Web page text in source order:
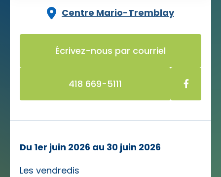
Centre Mario-Tremblay
Écrivez-nous par courriel
418 669-5111
Du 1er juin 2026 au 30 juin 2026
Les vendredis